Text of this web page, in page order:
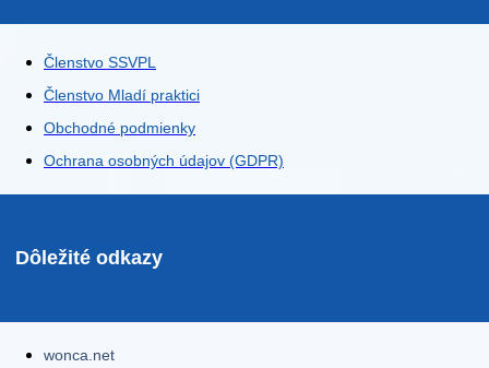
Členstvo SSVPL
Členstvo Mladí praktici
Obchodné podmienky
Ochrana osobných údajov (GDPR)
Dôležité odkazy
wonca.net